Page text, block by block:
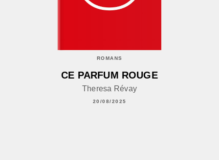
ROMANS
CE PARFUM ROUGE
Theresa Révay
20/08/2025